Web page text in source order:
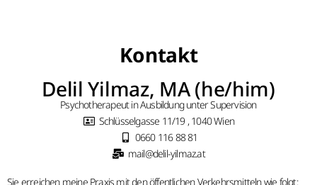
Kontakt
Delil Yilmaz, MA (he/him)
Psychotherapeut in Ausbildung unter Supervision
Schlüsselgasse 11/19 , 1040 Wien
0660 116 88 81
mail@delil-yilmaz.at
Sie erreichen meine Praxis mit den öffentlichen Verkehrsmitteln wie folgt: